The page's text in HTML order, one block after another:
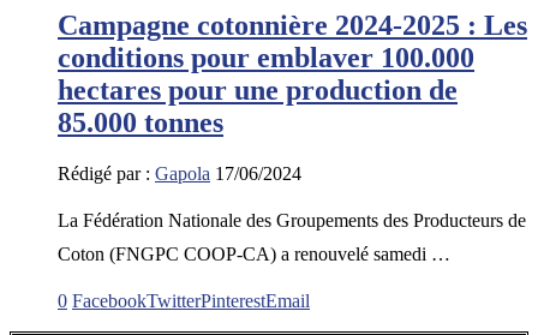
Campagne cotonnière 2024-2025 : Les
conditions pour emblaver 100.000
hectares pour une production de
85.000 tonnes
Rédigé par : Gapola 17/06/2024
La Fédération Nationale des Groupements des Producteurs de
Coton (FNGPC COOP-CA) a renouvelé samedi …
0 FacebookTwitterPinterestEmail